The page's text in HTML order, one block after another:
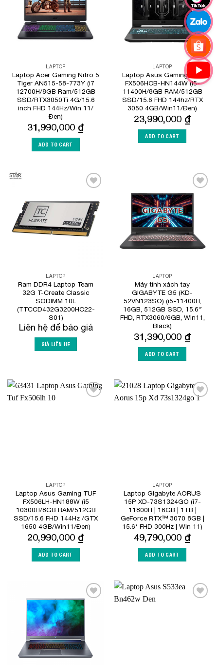
LAPTOP
Laptop Acer Gaming Nitro 5
Tiger AN515-58-773Y (i7
12700H/8GB Ram/512GB
SSD/RTX3050Ti 4G/15.6
inch FHD 144Hz/Win 11/
Đen)
31,990,000 ₫
ADD TO CART
LAPTOP
Laptop Asus Gaming TUF
FX506HCB-HN144W (i5-
11400H/8GB RAM/512GB
SSD/15.6 FHD 144hz/RTX
3050 4GB/Win11/Đen)
23,990,000 ₫
ADD TO CART
Wishlist
LAPTOP
Ram DDR4 Laptop Team
32G T-Create Classic
SODIMM 10L
(TTCCD432G3200HC22-
S01)
Liên hệ để báo giá
GIÁ LIÊN HỆ
Add to
Wishlist
LAPTOP
Máy tính xách tay
GIGABYTE G5 (KD-
52VN123SO) (i5-11400H,
16GB, 512GB SSD, 15.6″
FHD, RTX3060/6GB, Win11,
Black)
31,390,000 ₫
ADD TO CART
LAPTOP
Laptop Asus Gaming TUF
FX506LH-HN188W (i5
10300H/8GB RAM/512GB
SSD/15.6 FHD 144Hz /GTX
1650 4GB/Win11/Đen)
20,990,000 ₫
ADD TO CART
Add to
LAPTOP
Laptop Gigabyte AORUS
15P XD-73S1324GO (i7-
11800H | 16GB | 1TB |
GeForce RTX™ 3070 8GB |
15.6′ FHD 300Hz | Win 11)
49,790,000 ₫
ADD TO CART
Add to
Wishlist